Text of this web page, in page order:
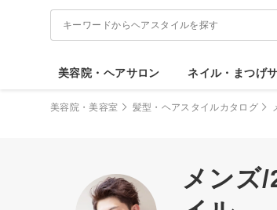
美容院・ヘアサロン ネイル・まつげ
美容院・美容室 髪型・ヘアスタイルカタログ
メンズ